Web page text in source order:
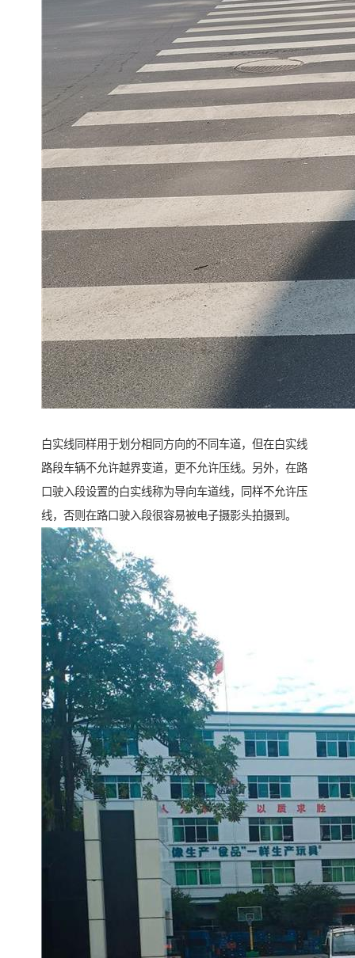
白实线同样用于划分相同方向的不同车道，但在白实线
路段车辆不允许越界变道，更不允许压线。另外，在路
口驶入段设置的白实线称为导向车道线，同样不允许压
线，否则在路口驶入段很容易被电子摄影头拍摄到。